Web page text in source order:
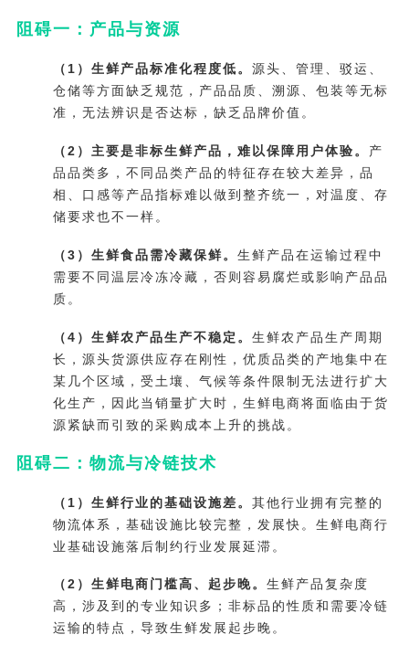
阻碍一：产品与资源
（1）生鲜产品标准化程度低。 源头、管理、驳运、
仓储等方面缺乏规范，产品品质、溯源、包装等无标
准，无法辨识是否达标，缺乏品牌价值。
（2）主要是非标生鲜产品，难以保障用户体验。 产
品品类多，不同品类产品的特征存在较大差异，品
相、口感等产品指标难以做到整齐统一，对温度、存
储要求也不一样。
（3）生鲜食品需冷藏保鲜。 生鲜产品在运输过程中
需要不同温层冷冻冷藏，否则容易腐烂或影响产品品
质。
（4）生鲜农产品生产不稳定。 生鲜农产品生产周期
长，源头货源供应存在刚性，优质品类的产地集中在
某几个区域，受土壤、气候等条件限制无法进行扩大
化生产，因此当销量扩大时，生鲜电商将面临由于货
源紧缺而引致的采购成本上升的挑战。
阻碍二：物流与冷链技术
（1）生鲜行业的基础设施差。 其他行业拥有完整的
物流体系，基础设施比较完整，发展快。生鲜电商行
业基础设施落后制约行业发展延滞。
（2）生鲜电商门槛高、起步晚。 生鲜产品复杂度
高，涉及到的专业知识多；非标品的性质和需要冷链
运输的特点，导致生鲜发展起步晚。